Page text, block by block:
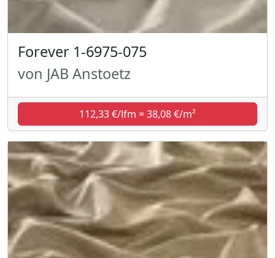
Forever 1-6975-075
von JAB Anstoetz
112,33 €/lfm = 38,08 €/m²